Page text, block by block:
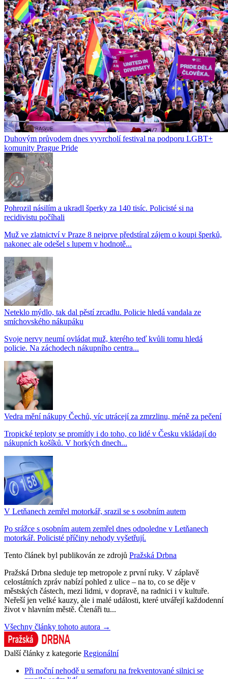
Duhovým průvodem dnes vyvrcholí festival na podporu LGBT+
komunity Prague Pride
Pohrozil násilím a ukradl šperky za 140 tisíc. Policisté si na
recidivistu počíhali
Muž ve zlatnictví v Praze 8 nejprve předstíral zájem o koupi šperků,
nakonec ale odešel s lupem v hodnotě...
Neteklo mýdlo, tak dal pěstí zrcadlu. Policie hledá vandala ze
smíchovského nákupáku
Svoje nervy neumí ovládat muž, kterého teď kvůli tomu hledá
policie. Na záchodech nákupního centra...
Vedra mění nákupy Čechů, víc utrácejí za zmrzlinu, méně za pečení
Tropické teploty se promítly i do toho, co lidé v Česku vkládají do
nákupních košíků. V horkých dnech...
V Letňanech zemřel motorkář, srazil se s osobním autem
Po srážce s osobním autem zemřel dnes odpoledne v Letňanech
motorkář. Policisté příčiny nehody vyšetřují.
Tento článek byl publikován ze zdrojů Pražská Drbna
Pražská Drbna sleduje tep metropole z první ruky. V záplavě
celostátních zpráv nabízí pohled z ulice – na to, co se děje v
městských částech, mezi lidmi, v dopravě, na radnici i v kultuře.
Neřeší jen velké kauzy, ale i malé události, které utvářejí každodenní
život v hlavním městě. Čtenáři tu...
Všechny články tohoto autora →
Další články z kategorie Regionální
Při noční nehodě u semaforu na frekventované silnici se